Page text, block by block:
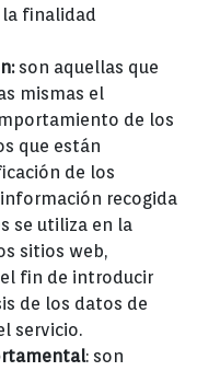
la finalidad
son aquellas que
mismas el
de los
que están
de los
recogida
se utiliza en la
sitios web,
fin de introducir
de los datos de
servicio.
: son